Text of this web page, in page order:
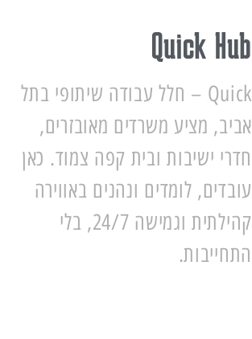
Quick Hub
Quick – חלל עבודה שיתופי בתל
אביב, מציע משרדים מאובזרים,
חדרי ישיבות ובית קפה צמוד. כאן
עובדים, לומדים ונהנים באווירה
קהילתית וגמישה 24/7, בלי
התחייבות.